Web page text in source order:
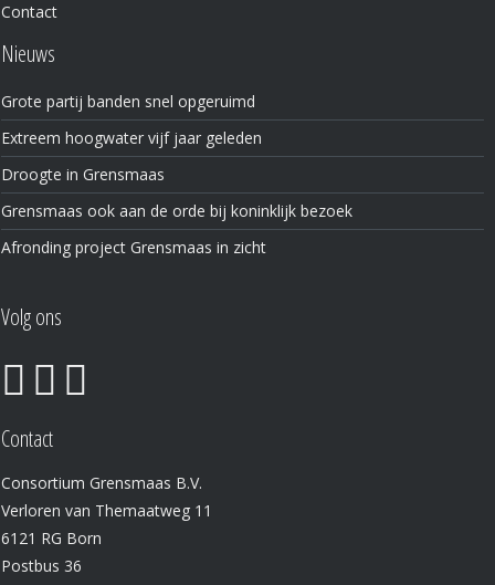
Contact
Nieuws
Grote partij banden snel opgeruimd
Extreem hoogwater vijf jaar geleden
Droogte in Grensmaas
Grensmaas ook aan de orde bij koninklijk bezoek
Afronding project Grensmaas in zicht
Volg ons
Contact
Consortium Grensmaas B.V.
Verloren van Themaatweg 11
6121 RG Born
Postbus 36